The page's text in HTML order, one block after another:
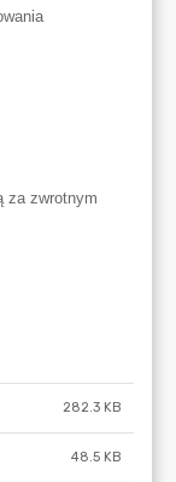
282.3 KB
48.5 KB